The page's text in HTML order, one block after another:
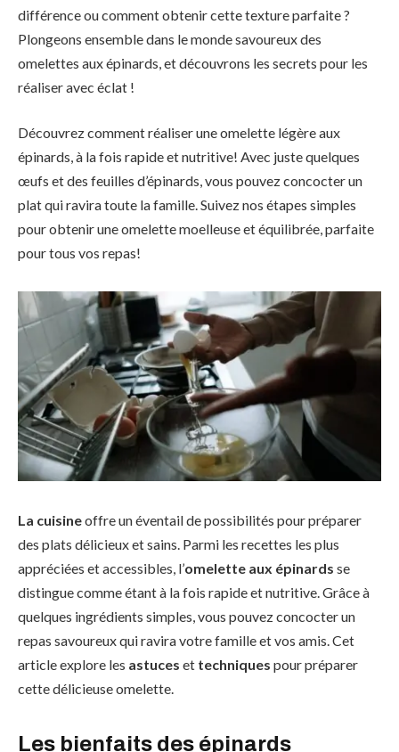
différence ou comment obtenir cette texture parfaite ?
Plongeons ensemble dans le monde savoureux des
omelettes aux épinards, et découvrons les secrets pour les
réaliser avec éclat !
Découvrez comment réaliser uneomelette légèreaux
épinards, à la fois rapide et nutritive! Avec juste quelques
œufs et des feuilles d’épinards, vous pouvez concocter un
plat qui ravira toute la famille. Suivez nos étapes simples
pour obtenir une omelettemoelleuseet équilibrée, parfaite
pour tous vos repas!
La cuisineoffre un éventail de possibilités pour préparer
des plats délicieux et sains. Parmi les recettes les plus
appréciées et accessibles, l’omelette aux épinards se
distingue comme étant à la fois rapide et nutritive. Grâce à
quelques ingrédients simples, vous pouvez concocter un
repas savoureux qui ravira votre famille et vos amis. Cet
article explore les astuces et techniques pour préparer
cette délicieuse omelette.
Les bienfaits des épinards